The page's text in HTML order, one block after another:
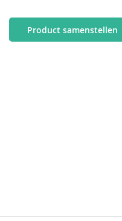
Product samenstellen